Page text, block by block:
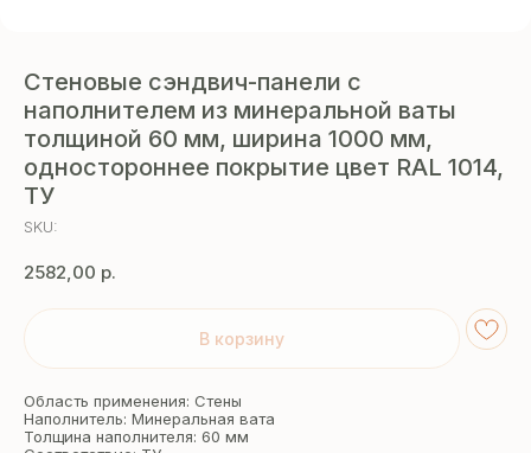
Стеновые сэндвич-панели с
наполнителем из минеральной ваты
толщиной 60 мм, ширина 1000 мм,
одностороннее покрытие цвет RAL 1014,
ТУ
SKU:
2582,00 р.
В корзину
Область применения: Стены
Наполнитель: Минеральная вата
Толщина наполнителя: 60 мм